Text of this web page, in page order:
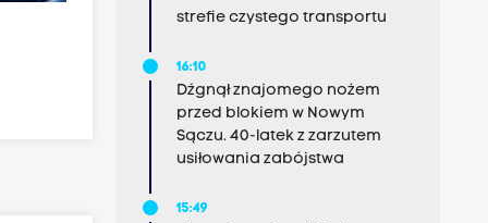
strefie czystego transportu
16:10
Dźgnął znajomego nożem
przed blokiem w Nowym
Sączu. 40-latek z zarzutem
usiłowania zabójstwa
15:49